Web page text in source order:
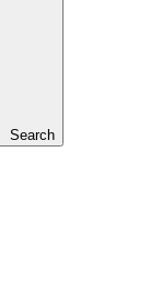
Search